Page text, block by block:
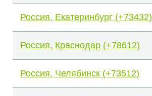
Россия, Екатеринбург (+73432)
Россия, Краснодар (+78612)
Россия, Челябинск (+73512)